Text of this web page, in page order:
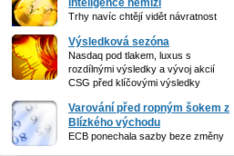
inteligence nemizí
Trhy navíc chtějí vidět návratnost
Výsledková sezóna
Nasdaq pod tlakem, luxus s
rozdílnými výsledky a vývoj akcií
CSG před klíčovými výsledky
Varování před ropným šokem z
Blízkého východu
ECB ponechala sazby beze změny